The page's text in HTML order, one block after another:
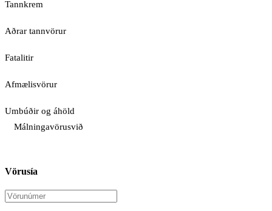
Tannkrem
Aðrar tannvörur
Fatalitir
Afmælisvörur
Umbúðir og áhöld
Málningavörusvið
Vörusía